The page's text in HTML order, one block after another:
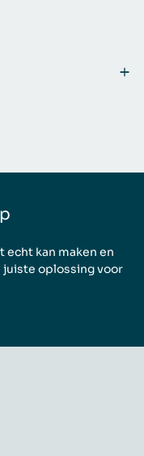
echt kan maken en
juiste oplossing voor